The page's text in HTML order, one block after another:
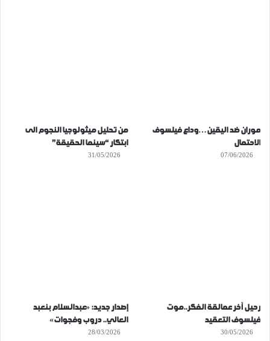
موران ضد اليقين…وداع فيلسوف
الاحتمال
07/06/2026
من تحليل ميثولوجيا النجوم الى
ابتكار “سينما الحقيقة”
31/05/2026
رحيل آخر عمالقة الفكر..موت
فيلسوف التعقيد
30/05/2026
إصدار جديد: «عبدالسلام بنعبد
العالي.. دروب وفجوات»
28/03/2026